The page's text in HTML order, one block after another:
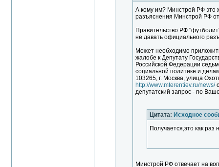
А кому им? Минстрой РФ это
разъяснения Минстрой РФ
Правительство РФ
не давать официального
Может необходимо
жалобе к Депутату
Российской Федерации
социальной политике и
103265, г. Москва, улица
http://www.mterentiev.ru/news/
депутатский запрос - по
Цитата: Исходное
Получается,это как раз
Минстрой РФ отвечает на